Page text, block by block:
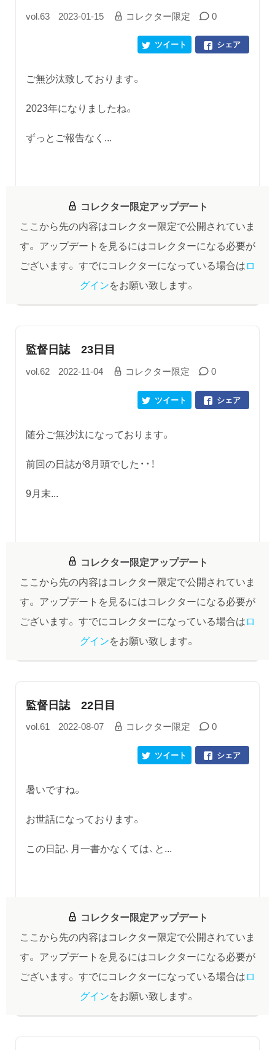
vol.63 2023-01-15 コレクター限定 0
シェア
ツイート
ご無沙汰致しております。
2023年になりましたね。
ずっとご報告なく...
コレクター限定アップデート
ここから先の内容はコレクター限定で公開されていま
す。 アップデートを見るにはコレクターになる必要が
ございます。 すでにコレクターになっている場合はロ
グインをお願い致します。
監督日誌 23日目
vol.62 2022-11-04 コレクター限定 0
シェア
ツイート
随分ご無沙汰になっております。
前回の日誌が8月頭でした・・！
9月末...
コレクター限定アップデート
ここから先の内容はコレクター限定で公開されていま
す。 アップデートを見るにはコレクターになる必要が
ございます。 すでにコレクターになっている場合はロ
グインをお願い致します。
監督日誌 22日目
vol.61 2022-08-07 コレクター限定 0
シェア
ツイート
暑いですね。
お世話になっております。
この日記、月一書かなくては、と...
コレクター限定アップデート
ここから先の内容はコレクター限定で公開されていま
す。 アップデートを見るにはコレクターになる必要が
ございます。 すでにコレクターになっている場合はロ
グインをお願い致します。